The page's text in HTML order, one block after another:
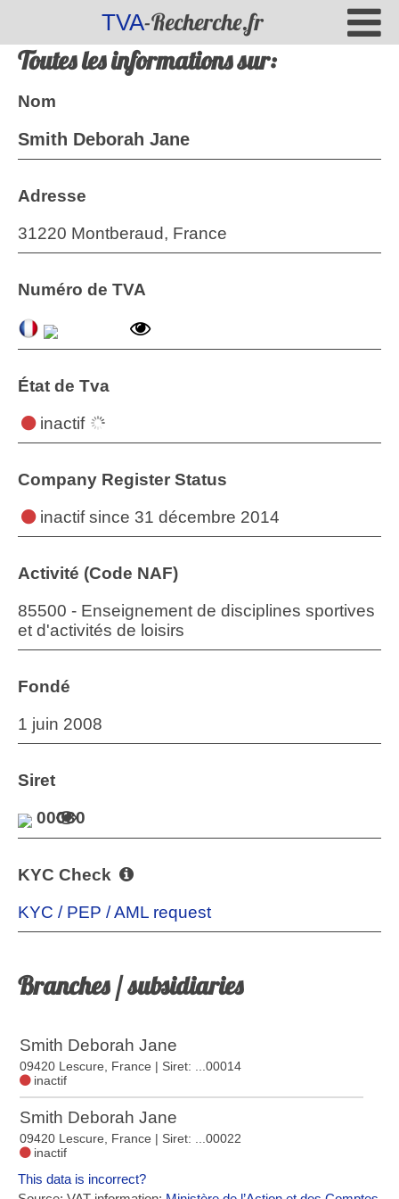
TVA-Recherche.fr
Toutes les informations sur:
Nom
Smith Deborah Jane
Adresse
31220 Montberaud, France
Numéro de TVA
État de Tva
inactif
Company Register Status
inactifsince 31 décembre 2014
Activité (Code NAF)
85500 - Enseignement de disciplines sportives
et d'activités de loisirs
Fondé
1 juin 2008
Siret
00030
KYC Check
KYC / PEP / AML request
Branches / subsidiaries
Smith Deborah Jane
09420 Lescure, France | Siret: ...00014
inactif
Smith Deborah Jane
09420 Lescure, France | Siret: ...00022
inactif
This data is incorrect?